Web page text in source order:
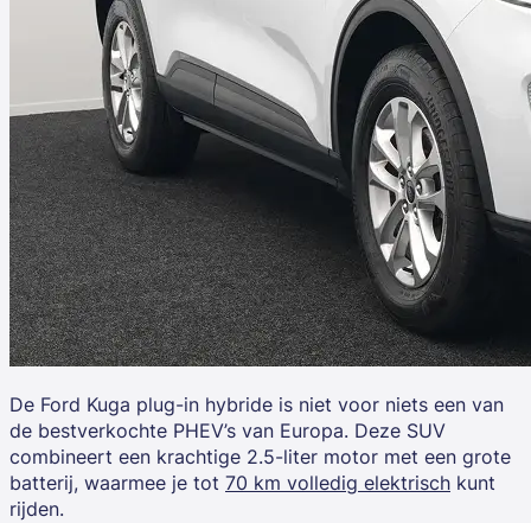
De Ford Kuga plug-in hybride is niet voor niets een van
de bestverkochte PHEV’s van Europa. Deze SUV
combineert een krachtige 2.5-liter motor met een grote
batterij, waarmee je tot 70 km volledig elektrisch kunt
rijden.